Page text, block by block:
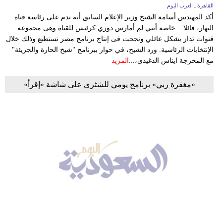
القاهرة ـ العرب اليوم
أكد المهندس أسامة الشيخ وزير الإعلام السابق أنه ندم على رئاسة قناة
النهار، قائلا .. خاصة أنني لم أمارس دوري كرئيس للقناة وهى مجموعة
قنوات تدار بشكل عائلي ونجحت فى إنتاج برنامج مصر تستطيع وذلك خلال
الإنتخابات الرئاسية. ورد الشيخ، في حوار ببرنامج "شيخ الحارة والجريئة"
مع المخرجة ايناس الدغيدي،... المزيد
«مغفرة ربي» برنامج يومي للشثري على شاشة «إقرأ»